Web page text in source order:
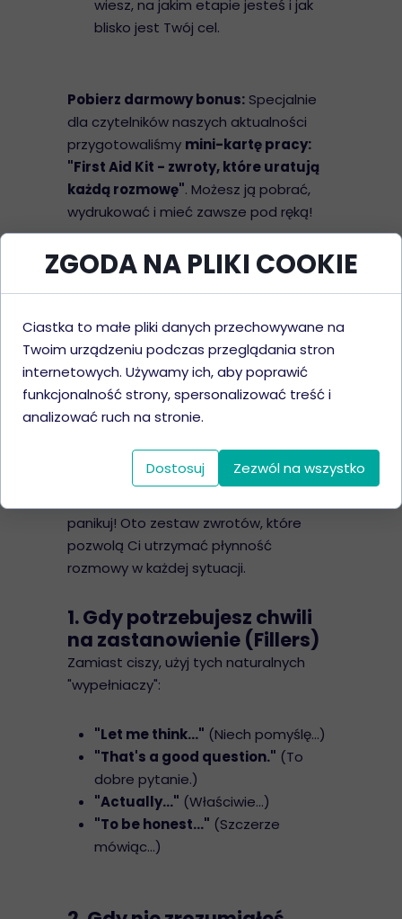
wiesz, na jakim etapie jesteś i jak
blisko jest Twój cel.
Pobierz darmowy bonus: Specjalnie
dla czytelników naszych aktualności
przygotowaliśmy mini-kartę pracy:
"First Aid Kit - zwroty, które uratują
każdą rozmowę". Możesz ją pobrać,
wydrukować i mieć zawsze pod ręką!
ANGIELSKI
RATUNKOWY
Naucz się pod klucz – Michalina
Majewska
panikuj! Oto zestaw zwrotów, które
pozwolą Ci utrzymać płynność
rozmowy w każdej sytuacji.
1. Gdy potrzebujesz chwili
na zastanowienie (Fillers)
Zamiast ciszy, użyj tych naturalnych
"wypełniaczy":
"Let me think..." (Niech pomyślę...)
"That's a good question." (To
dobre pytanie.)
"Actually..." (Właściwie...)
"To be honest..." (Szczerze
mówiąc...)
ZGODA NA PLIKI COOKIE
Ciastka to małe pliki danych przechowywane na
Twoim urządzeniu podczas przeglądania stron
internetowych. Używamy ich, aby poprawić
funkcjonalność strony, spersonalizować treść i
analizować ruch na stronie.
Dostosuj Zezwól na wszystko